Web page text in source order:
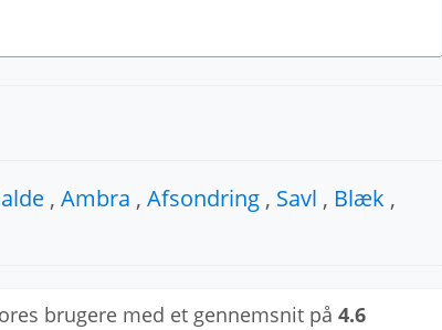
, Ambra , Afsondring , Savl , Blæk ,
brugere med et gennemsnit på 4.6